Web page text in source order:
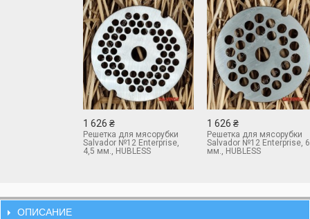
1 626 ₴
Решетка для мясорубки
Salvador №12 Enterprise,
4,5 мм., HUBLESS
1 626 ₴
Решетка для мясорубки
Salvador №12 Enterprise, 6
мм., HUBLESS
ОПИСАНИЕ